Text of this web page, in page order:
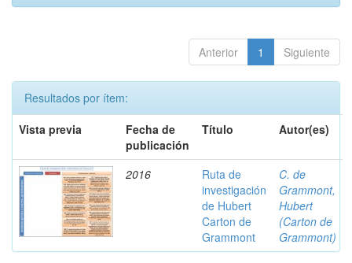
Anterior 1 Siguiente
Resultados por ítem:
Vista previa
Fecha de
publicación
Título Autor(es)
2016
Ruta de
investigación
de Hubert
Carton de
Grammont
C. de
Grammont,
Hubert
(Carton de
Grammont)